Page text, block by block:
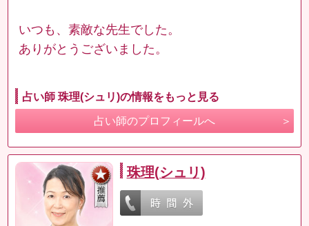
いつも、素敵な先生でした。
ありがとうございました。
占い師 珠理(シュリ)の情報をもっと見る
占い師のプロフィールへ
珠理(シュリ)